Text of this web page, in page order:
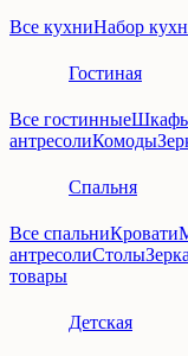
Все кухниНабор
Гостиная
Все гостинные
антресолиКомоды
Спальня
Все спальниКровати
антресолиСтолы
товары
Детская